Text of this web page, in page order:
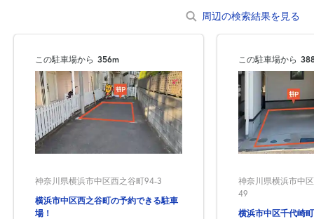
周辺の検索結果を見る
この駐車場から 356m
神奈川県横浜市中区西之谷町94-3
横浜市中区西之谷町の予約できる駐車
場！
この駐車場から
神奈川県横浜市中
49
横浜市中区千代崎